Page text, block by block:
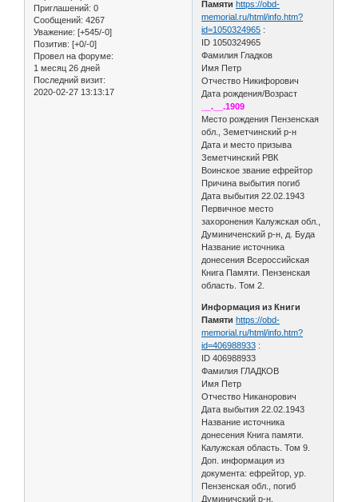
Приглашений: 0
Сообщений: 4267
Уважение: [+545/-0]
Позитив: [+0/-0]
Провел на форуме:
1 месяц 26 дней
Последний визит:
2020-02-27 13:13:17
Памяти https://obd-
memorial.ru/html/info.htm?
id=1050324965 :
ID 1050324965
Фамилия Гладков
Имя Петр
Отчество Никифорович
Дата рождения/Возраст
__.__.1909
Место рождения Пензенская
обл., Земетчинский р-н
Дата и место призыва
Земетчинский РВК
Воинское звание ефрейтор
Причина выбытия погиб
Дата выбытия 22.02.1943
Первичное место
захоронения Калужская обл.,
Думиниченский р-н, д. Буда
Название источника
донесения Всероссийская
Книга Памяти. Пензенская
область. Том 2.
Информация из Книги
Памяти https://obd-
memorial.ru/html/info.htm?
id=406988933 :
ID 406988933
Фамилия ГЛАДКОВ
Имя Петр
Отчество Никанорович
Дата выбытия 22.02.1943
Название источника
донесения Книга памяти.
Калужская область. Том 9.
Доп. информация из
документа: ефрейтор, ур.
Пензенская обл., погиб
Думиничский р-н.